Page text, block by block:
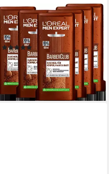
L'ORÉAL PARIS MEN EXPERT
Duschgel Barber Club, 6-tlg.,
mit Zedernholzöl
(146)
17,94 €
(7,48 €/ 1 l)
lieferbar - in 1-2 Werktagen bei dir